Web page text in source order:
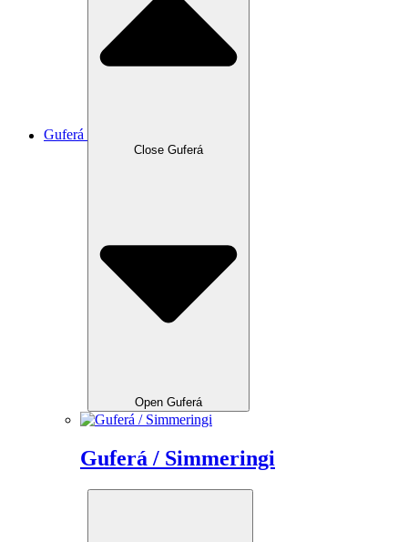
Guferá
Close Guferá
Open Guferá
Guferá / Simmeringi